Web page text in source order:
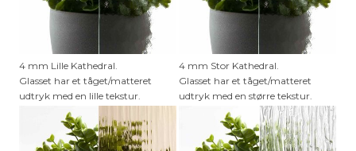
4 mm Lille Kathedral.
Glasset har et tåget/matteret
udtryk med en lille tekstur.
4 mm Stor Kathedral.
Glasset har et tåget/matteret
udtryk med en større tekstur.